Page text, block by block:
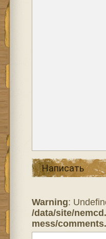
Написать
Warning:
/data/site/
mess/